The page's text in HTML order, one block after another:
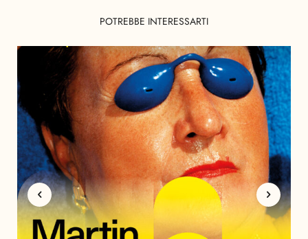
POTREBBE INTERESSARTI